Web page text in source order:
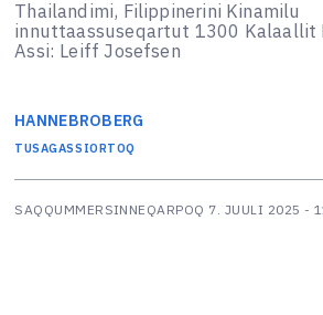
Thailandimi, Filippinerini Kinamilu
innuttaassuseqartut 1300 Kalaallit
Assi: Leiff Josefsen
HANNEBROBERG
TUSAGASSIORTOQ
SAQQUMMERSINNEQARPOQ 7. JUULI 2025 -